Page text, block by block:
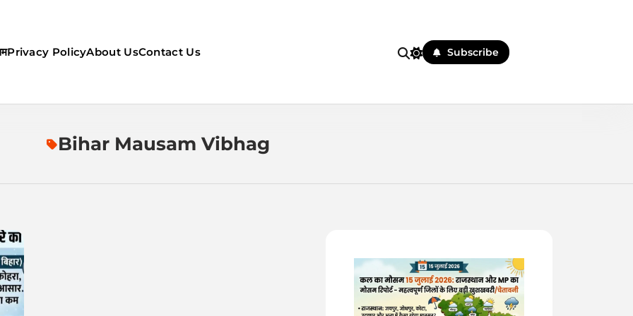
| कल का मौसम की जानकारी सबसे पहले
Privacy PolicyAbout UsContact Us Subscribe
Bihar Mausam Vibhag